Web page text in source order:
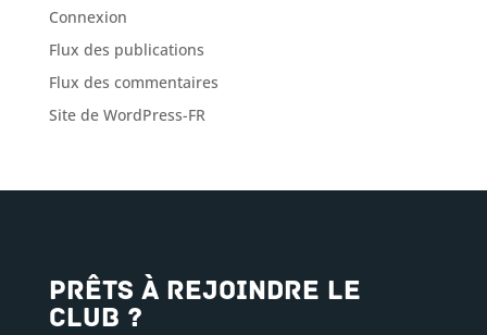
Connexion
Flux des publications
Flux des commentaires
Site de WordPress-FR
Prêts à rejoindre le
club ?